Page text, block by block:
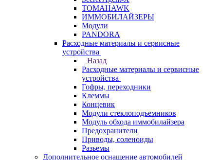
TOMAHAWK
ИММОБИЛАЙЗЕРЫ
Модули
PANDORA
Расходные материалы и сервисные
устройства
Назад
Расходные материалы и сервисные
устройства
Гофры, переходники
Клеммы
Концевик
Модули стеклоподъемников
Модуль обхода иммобилайзера
Предохранители
Приводы, соленоиды
Разьемы
Дополнительное оснащение автомобилей